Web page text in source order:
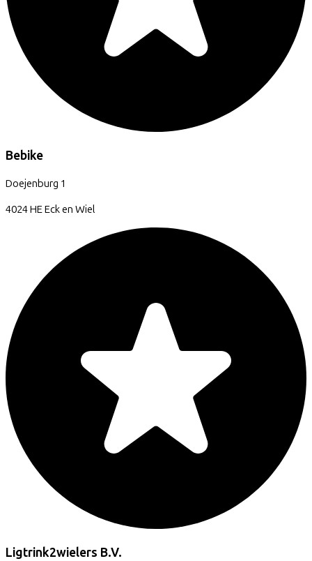
Bebike
Doejenburg 1
4024 HEEck en Wiel
Ligtrink2wielers B.V.